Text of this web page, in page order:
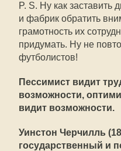
P. S. Ну как заставить
и фабрик обратить
грамотность их
придумать. Ну не
футболистов!
Пессимист видит
возможности,
видит возможности.
Уинстон Черчилль
государственный и